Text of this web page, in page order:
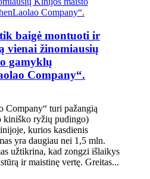
baigė montuoti ir
vienai žinomiausių
gamyklų
Company“.
Company“ turi pažangią
kiniško ryžių pudingo)
kurios kasdienis
yra daugiau nei 1,5 mln.
užtikrina, kad zongzi išlaikys
ir maistinę vertę. Greitas...